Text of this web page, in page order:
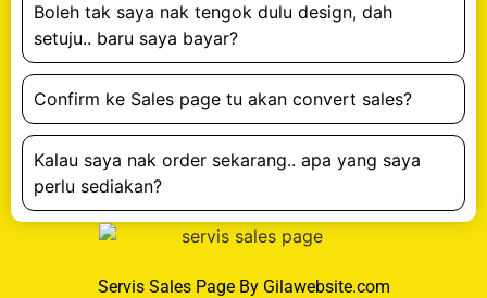
Boleh tak saya nak tengok dulu design, dah
setuju.. baru saya bayar?
Confirm ke Sales page tu akan convert sales?
Kalau saya nak order sekarang.. apa yang saya
perlu sediakan?
Servis Sales Page By Gilawebsite.com